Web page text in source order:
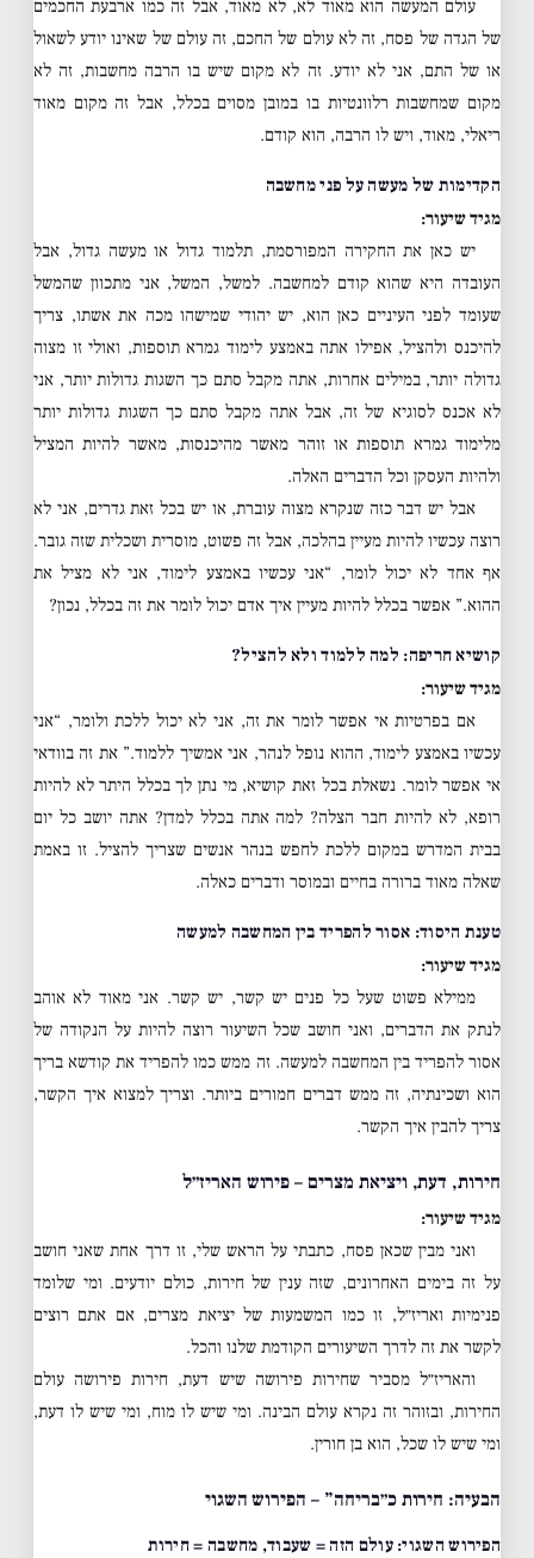
עולם המעשה הוא מאוד לא, לא מאוד, אבל זה כמו ארבעת החכמים
של הגדה של פסח, זה לא עולם של החכם, זה עולם של שאינו יודע לשאול
או של התם, אני לא יודע. זה לא מקום שיש בו הרבה מחשבות, זה לא
מקום שמחשבות רלוונטיות בו במובן מסוים בכלל, אבל זה מקום מאוד
ריאלי, מאוד, ויש לו הרבה, הוא קודם.
הקדימות של מעשה על פני מחשבה
מגיד שיעור:
יש כאן את החקירה המפורסמת, תלמוד גדול או מעשה גדול, אבל
העובדה היא שהוא קודם למחשבה. למשל, המשל, אני מתכוון שהמשל
שעומד לפני העיניים כאן הוא, יש יהודי שמישהו מכה את אשתו, צריך
להיכנס ולהציל, אפילו אתה באמצע לימוד גמרא תוספות, ואולי זו מצוה
גדולה יותר, במילים אחרות, אתה מקבל סתם כך השגות גדולות יותר, אני
לא אכנס לסוגיא של זה, אבל אתה מקבל סתם כך השגות גדולות יותר
מלימוד גמרא תוספות או זוהר מאשר מהיכנסות, מאשר להיות המציל
ולהיות העסקן וכל הדברים האלה.
אבל יש דבר כזה שנקרא מצוה עוברת, או יש בכל זאת גדרים, אני לא
רוצה עכשיו להיות מעיין בהלכה, אבל זה פשוט, מוסרית ושכלית שזה גובר.
אף אחד לא יכול לומר, “אני עכשיו באמצע לימוד, אני לא מציל את
ההוא.” אפשר בכלל להיות מעיין איך אדם יכול לומר את זה בכלל, נכון?
קושיא חריפה: למה ללמוד ולא להציל?
מגיד שיעור:
אם בפרטיות אי אפשר לומר את זה, אני לא יכול ללכת ולומר, “אני
עכשיו באמצע לימוד, ההוא נופל לנהר, אני אמשיך ללמוד.” את זה בוודאי
אי אפשר לומר. נשאלת בכל זאת קושיא, מי נתן לך בכלל היתר לא להיות
רופא, לא להיות חבר הצלה? למה אתה בכלל למדן? אתה יושב כל יום
בבית המדרש במקום ללכת לחפש בנהר אנשים שצריך להציל. זו באמת
שאלה מאוד ברורה בחיים ובמוסר ודברים כאלה.
טענת היסוד: אסור להפריד בין המחשבה למעשה
מגיד שיעור:
ממילא פשוט שעל כל פנים יש קשר, יש קשר. אני מאוד לא אוהב
לנתק את הדברים, ואני חושב שכל השיעור רוצה להיות על הנקודה של
אסור להפריד בין המחשבה למעשה. זה ממש כמו להפריד את קודשא בריך
הוא ושכינתיה, זה ממש דברים חמורים ביותר. וצריך למצוא איך הקשר,
צריך להבין איך הקשר.
חירות, דעת, ויציאת מצרים – פירוש האריז״ל
מגיד שיעור:
ואני מבין שכאן פסח, כתבתי על הראש שלי, זו דרך אחת שאני חושב
על זה בימים האחרונים, שזה ענין של חירות, כולם יודעים. ומי שלומד
פנימיות ואריז״ל, זו כמו המשמעות של יציאת מצרים, אם אתם רוצים
לקשר את זה לדרך השיעורים הקודמת שלנו והכל.
והאריז״ל מסביר שחירות פירושה שיש דעת, חירות פירושה עולם
החירות, ובזוהר זה נקרא עולם הבינה. ומי שיש לו מוח, ומי שיש לו דעת,
ומי שיש לו שכל, הוא בן חורין.
הבעיה: חירות כ״בריחה” – הפירוש השגוי
הפירוש השגוי: עולם הזה = שעבוד, מחשבה = חירות